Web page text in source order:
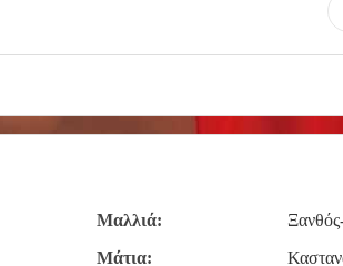
Μαλλιά:
Μάτια: